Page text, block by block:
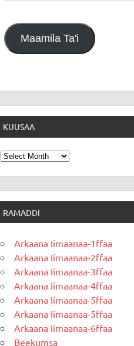
Maamila Ta'i
KUUSAA
Kuusaa
RAMADDI
Arkaana Iimaanaa-1ffaa
Arkaana Iimaanaa-2ffaa
Arkaana Iimaanaa-3ffaa
Arkaana Iimaanaa-4ffaa
Arkaana Iimaanaa-5ffaa
Arkaana Iimaanaa-5ffaa
Arkaana Iimaanaa-6ffaa
Beekumsa